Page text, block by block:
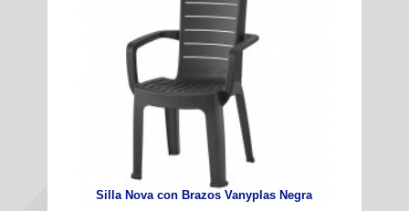
Silla Nova con Brazos Vanyplas Negra